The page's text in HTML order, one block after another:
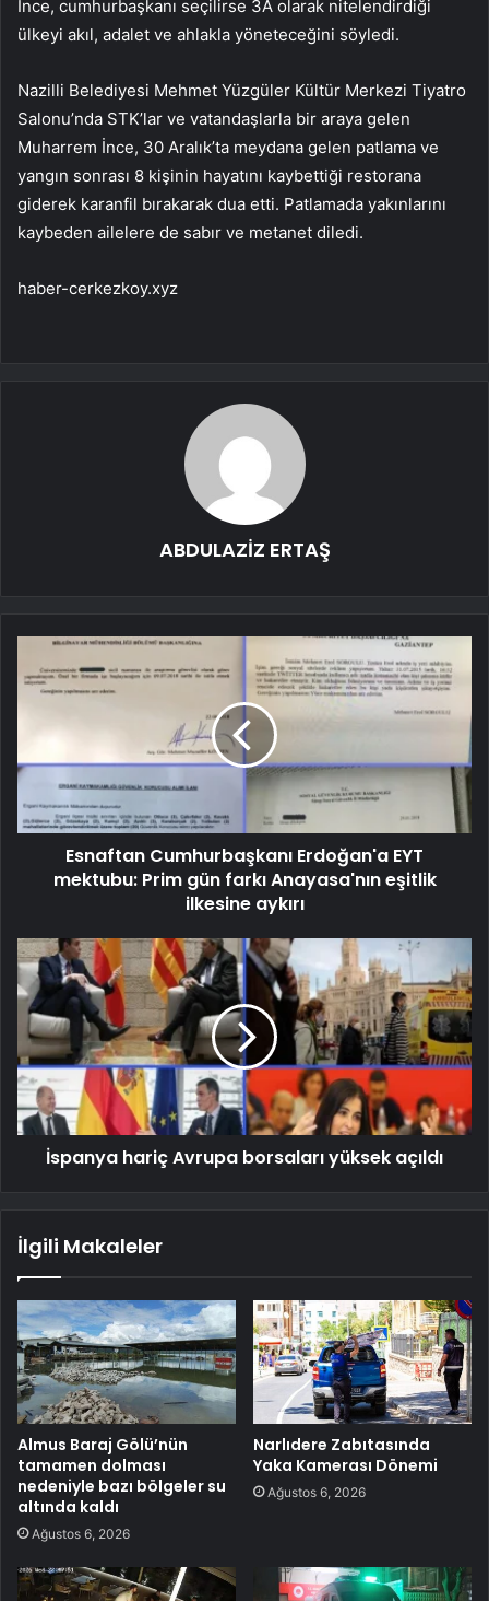
İnce, cumhurbaşkanı seçilirse 3A olarak nitelendirdiği
ülkeyi akıl, adalet ve ahlakla yöneteceğini söyledi.
Nazilli Belediyesi Mehmet Yüzgüler Kültür Merkezi Tiyatro
Salonu’nda STK’lar ve vatandaşlarla bir araya gelen
Muharrem İnce, 30 Aralık’ta meydana gelen patlama ve
yangın sonrası 8 kişinin hayatını kaybettiği restorana
giderek karanfil bırakarak dua etti. Patlamada yakınlarını
kaybeden ailelere de sabır ve metanet diledi.
haber-cerkezkoy.xyz
ABDULAZİZ ERTAŞ
Esnaftan Cumhurbaşkanı Erdoğan'a EYT
mektubu: Prim gün farkı Anayasa'nın eşitlik
ilkesine aykırı
İspanya hariç Avrupa borsaları yüksek açıldı
İlgili Makaleler
Almus Baraj Gölü’nün
tamamen dolması
nedeniyle bazı bölgeler su
altında kaldı
Ağustos 6, 2026
Narlıdere Zabıtasında
Yaka Kamerası Dönemi
Ağustos 6, 2026